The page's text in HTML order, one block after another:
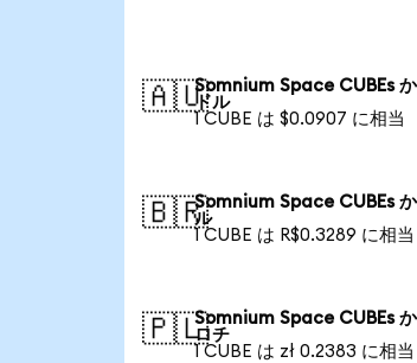
🇦🇺Somnium Space CUBEs
ドル
1 CUBE は $0.0907 に相当
🇧🇷Somnium Space CUBEs
ル
1 CUBE は R$0.3289 に相当
🇵🇱Somnium Space CUBEs
ロチ
1 CUBE は zł 0.2383 に相当